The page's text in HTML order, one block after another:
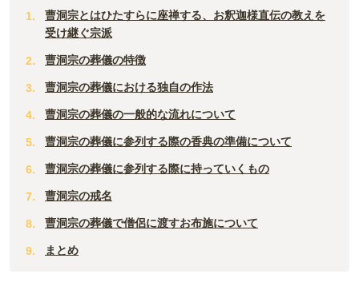
曹洞宗とはひたすらに座禅する、お釈迦様直伝の教えを
受け継ぐ宗派
曹洞宗の葬儀の特徴
曹洞宗の葬儀における独自の作法
曹洞宗の葬儀の一般的な流れについて
曹洞宗の葬儀に参列する際の香典の準備について
曹洞宗の葬儀に参列する際に持っていくもの
曹洞宗の戒名
曹洞宗の葬儀で僧侶に渡すお布施について
まとめ